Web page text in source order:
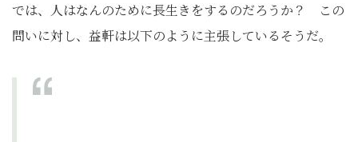
では、人はなんのために長生きをするのだろうか？ この
問いに対し、益軒は以下のように主張しているそうだ。